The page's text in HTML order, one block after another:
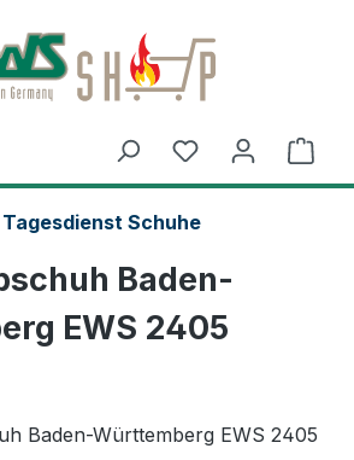
Tagesdienst Schuhe
Baden-
EWS 2405